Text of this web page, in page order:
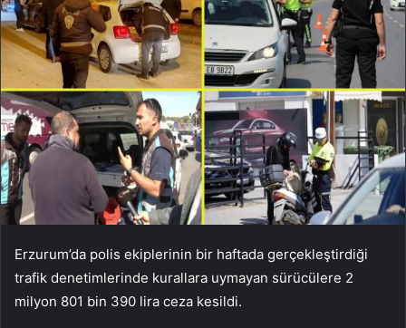
Erzurum’da polis ekiplerinin bir haftada gerçekleştirdiği
trafik denetimlerinde kurallara uymayan sürücülere 2
milyon 801 bin 390 lira ceza kesildi.